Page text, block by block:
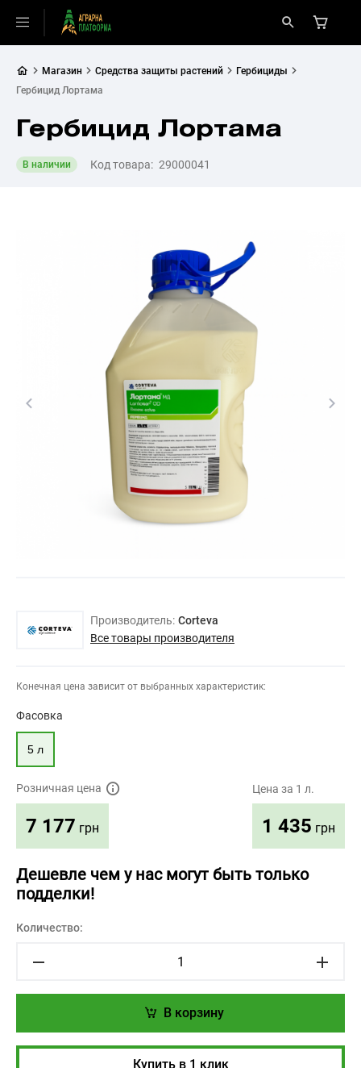
Магазин Средства защиты растений
Гербициды
Гербицид Лортама
Гербицид Лортама
В наличии Код товара: 29000041
Производитель: Corteva
Все товары производителя
Конечная цена зависит от выбранных характеристик:
Фасовка
5 л
Розничная цена
7 177 грн
Цена за 1 л.
1 435 грн
Дешевле чем у нас могут быть только
подделки!
Количество:
В корзину
Купить в 1 клик